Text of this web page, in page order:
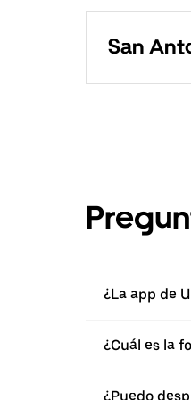
San
¿La app de
¿Cuál es la
¿Puedo